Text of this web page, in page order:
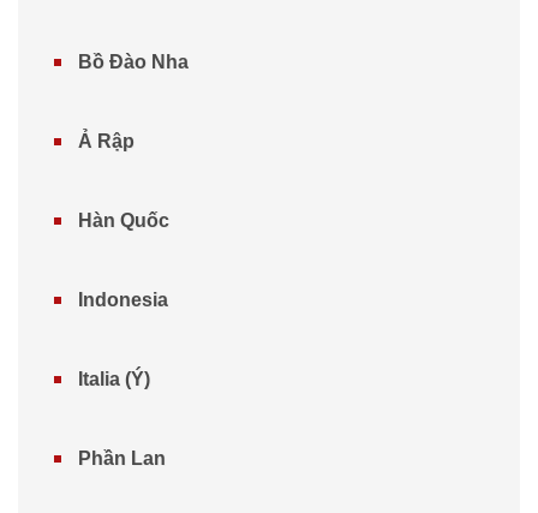
Bồ Đào Nha
Ả Rập
Hàn Quốc
Indonesia
Italia (Ý)
Phần Lan​